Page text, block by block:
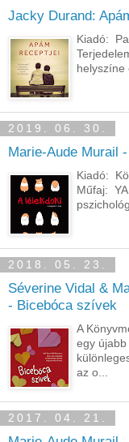
Jacky Durand:
Kiadó:
helyszíne
2019. 06. 30.
Marie-Aude Murail
Kiadó:
Műfaj:
2018. 05. 23.
Séverine Vidal &
- Bicebóca szívek
A
egy újabb
az o...
2017. 04. 21.